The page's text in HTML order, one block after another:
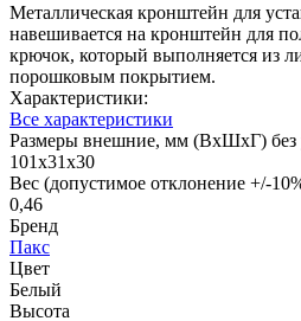
Металлическая кронштейн для
навешивается на кронштейн для
крючок, который выполняется из
порошковым покрытием.
Характеристики:
Все характеристики
Размеры внешние, мм (ВхШхГ) без
101х31х30
Вес (допустимое отклонение +/-
0,46
Бренд
Пакс
Цвет
Белый
Высота